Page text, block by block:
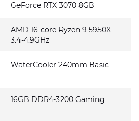
GeForce RTX 3070 8GB
AMD 16-core Ryzen 9 5950X
3.4-4.9GHz
WaterCooler 240mm Basic
16GB DDR4-3200 Gaming